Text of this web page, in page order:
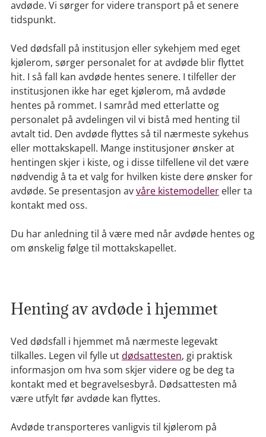
avdøde. Vi sørger for videre transport på et senere
tidspunkt.
Ved dødsfall på institusjon eller sykehjem med eget
kjølerom, sørger personalet for at avdøde blir flyttet
hit. I så fall kan avdøde hentes senere. I tilfeller der
institusjonen ikke har eget kjølerom, må avdøde
hentes på rommet. I samråd med etterlatte og
personalet på avdelingen vil vi bistå med henting til
avtalt tid. Den avdøde flyttes så til nærmeste sykehus
eller mottakskapell. Mange institusjoner ønsker at
hentingen skjer i kiste, og i disse tilfellene vil det være
nødvendig å ta et valg for hvilken kiste dere ønsker for
avdøde. Se presentasjon avvåre kistemodeller eller ta
kontakt med oss.
Du har anledning til å være med når avdøde hentes og
om ønskelig følge til mottakskapellet.
Henting av avdøde i hjemmet
Ved dødsfall i hjemmet må nærmeste legevakt
tilkalles. Legen vil fylle utdødsattesten, gi praktisk
informasjon om hva som skjer videre og be deg ta
kontakt med et begravelsesbyrå. Dødsattesten må
være utfylt før avdøde kan flyttes.
Avdøde transporteres vanligvis til kjølerom på